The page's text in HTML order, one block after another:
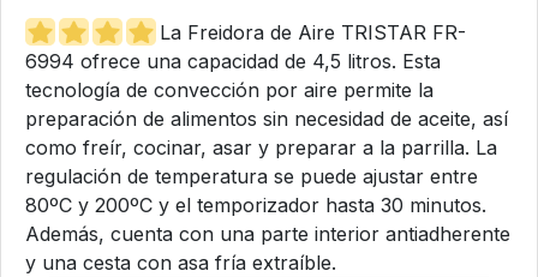
La Freidora de Aire TRISTAR FR-
6994 ofrece una capacidad de 4,5 litros. Esta
tecnología de convección por aire permite la
preparación de alimentos sin necesidad de aceite, así
como freír, cocinar, asar y preparar a la parrilla. La
regulación de temperatura se puede ajustar entre
80ºC y 200ºC y el temporizador hasta 30 minutos.
Además, cuenta con una parte interior antiadherente
y una cesta con asa fría extraíble.